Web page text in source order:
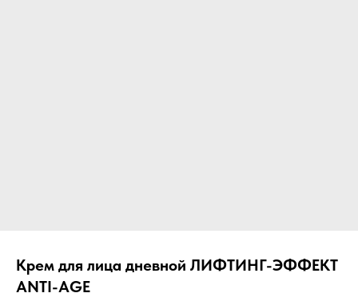
Крем для лица дневной ЛИФТИНГ-ЭФФЕКТ
ANTI-AGE